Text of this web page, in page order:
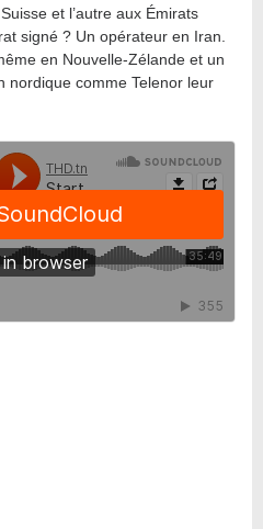
et l’autre aux Émirats
signé ? Un opérateur en Iran.
en Nouvelle-Zélande et un
nordique comme Telenor leur